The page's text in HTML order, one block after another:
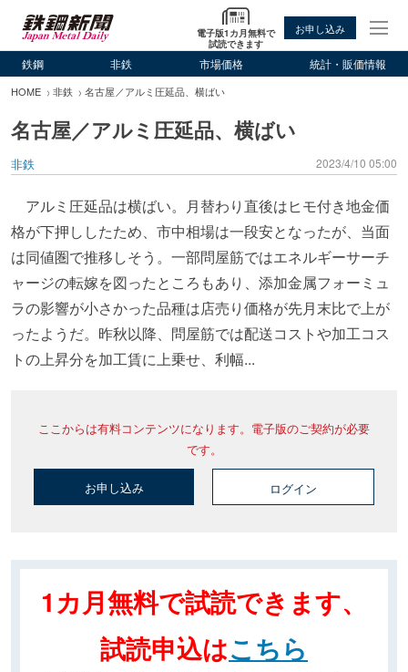
電子版1カ月無料で
試読できます
お申し込み
鉄鋼 非鉄 市場価格 統計・販価情報
HOME 非鉄 名古屋／アルミ圧延品、横ばい
名古屋／アルミ圧延品、横ばい
非鉄 2023/4/10 05:00
アルミ圧延品は横ばい。月替わり直後はヒモ付き地金価
格が下押ししたため、市中相場は一段安となったが、当面
は同値圏で推移しそう。一部問屋筋ではエネルギーサーチ
ャージの転嫁を図ったところもあり、添加金属フォーミュ
ラの影響が小さかった品種は店売り価格が先月末比で上が
ったようだ。昨秋以降、問屋筋では配送コストや加工コス
トの上昇分を加工賃に上乗せ、利幅...
ここからは有料コンテンツになります。電子版のご契約が必要
です。
お申し込み ログイン
1カ月無料で試読できます、
試読申込はこちら